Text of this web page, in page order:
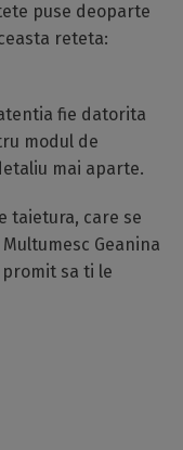
puse deoparte
reteta:
fie datorita
modul de
mai aparte.
taietura, care se
Geanina
sa ti le